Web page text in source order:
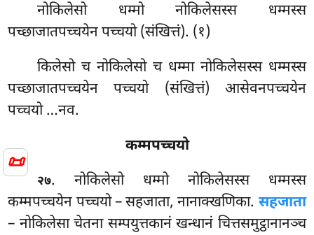
📜
नोकिलेसो धम्मो नोकिलेसस्स धम्मस्स
पच्छाजातपच्चयेन पच्चयो (संखित्तं). (१)
किलेसो च नोकिलेसो च धम्मा नोकिलेसस्स धम्मस्स
पच्छाजातपच्चयेन पच्चयो (संखित्तं) आसेवनपच्चयेन
पच्चयो …नव.
कम्मपच्चयो
२७. नोकिलेसो धम्मो नोकिलेसस्स धम्मस्स
कम्मपच्चयेन पच्चयो – सहजाता, नानाक्खणिका. सहजाता
– नोकिलेसा चेतना सम्पयुत्तकानं खन्धानं चित्तसमुट्ठानानञ्च